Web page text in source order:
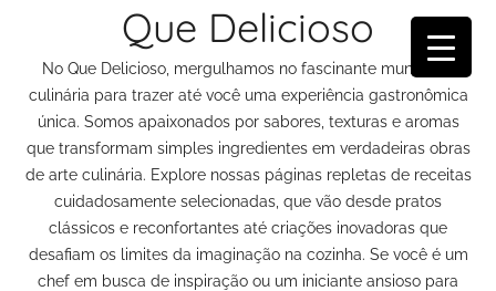
conteúdo
Que Delicioso
No Que Delicioso, mergulhamos no fascinante mundo da
culinária para trazer até você uma experiência gastronômica
única. Somos apaixonados por sabores, texturas e aromas
que transformam simples ingredientes em verdadeiras obras
de arte culinária. Explore nossas páginas repletas de receitas
cuidadosamente selecionadas, que vão desde pratos
clássicos e reconfortantes até criações inovadoras que
desafiam os limites da imaginação na cozinha. Se você é um
chef em busca de inspiração ou um iniciante ansioso para